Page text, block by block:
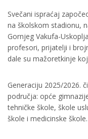
Svečani ispraćaj
na školskom stadionu,
Gornjeg Vakufa-
profesori, prijatelji i
dale su mažoretkinje
Generaciju 2025/2026.
područja: opće
tehničke škole, škole
škole i medicinske škole.